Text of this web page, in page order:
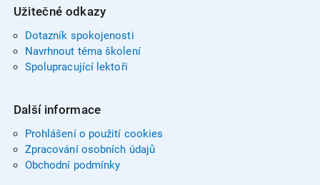
Užitečné odkazy
Dotazník spokojenosti
Navrhnout téma školení
Spolupracující lektoři
Další informace
Prohlášení o použití cookies
Zpracování osobních údajů
Obchodní podmínky